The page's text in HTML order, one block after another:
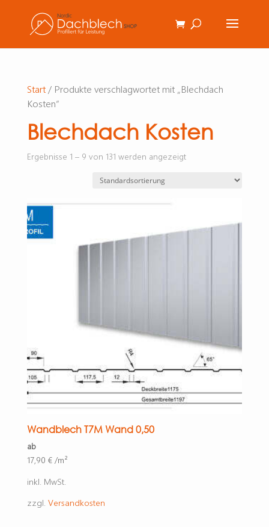
Start/ Produkte verschlagwortet mit „Blechdach
Kosten“
Blechdach Kosten
Ergebnisse 1 – 9 von 131 werden angezeigt
Wandblech T7M Wand 0,50
ab
17,90 €/m²
inkl. MwSt.
zzgl. Versandkosten